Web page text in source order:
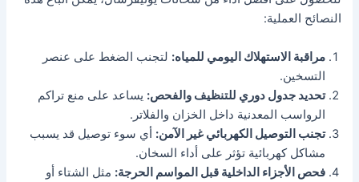
النصائح العملية:
مراقبة الاستهلاك اليومي للمياه: لتجنب الضغط على عنصر
التسخين.
تحديد جدول دوري للتنظيف والفحص: يساعد على منع تراكم
الرواسب المعدنية داخل الخزان والفلاتر.
تجنب التوصيل الكهربائي غير الآمن: أي سوء توصيل قد يسبب
مشاكل كهربائية تؤثر على أداء السخان.
فحص الأجزاء الداخلية قبل المواسم الحرجة: مثل الشتاء أو